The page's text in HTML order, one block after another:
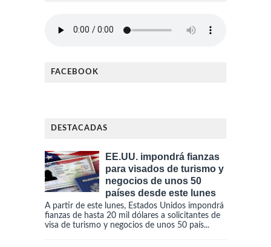
FACEBOOK
DESTACADAS
EE.UU. impondrá fianzas
para visados de turismo y
negocios de unos 50
países desde este lunes
A partir de este lunes, Estados Unidos impondrá
fianzas de hasta 20 mil dólares a solicitantes de
visa de turismo y negocios de unos 50 país...